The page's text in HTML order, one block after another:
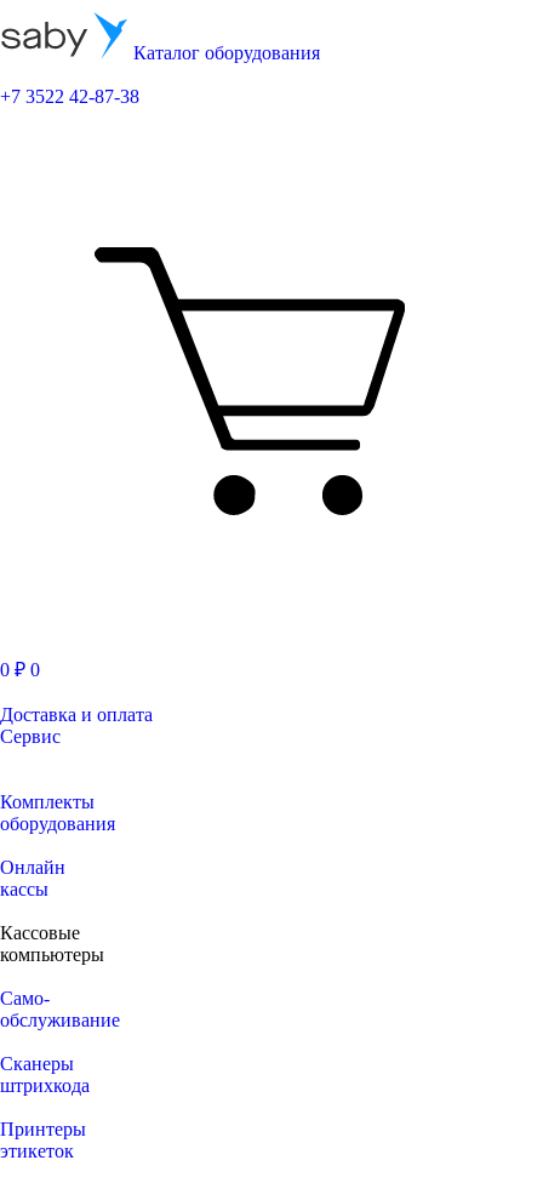
Каталог оборудования
+7 3522 42-87-38
0 ₽ 0
Доставка и оплата
Сервис
Комплекты
оборудования
Онлайн
кассы
Кассовые
компьютеры
Само-
обслуживание
Сканеры
штрихкода
Принтеры
этикеток